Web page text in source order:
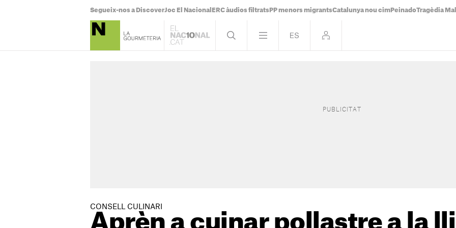
Segueix-nos a DiscoverJoc El Nacional ERC àudios filtrats PP menors migrantsCatalunya nou cim PeinadoTragèdia
CONSELL CULINARI
Aprèn a cuinar pollastre a la